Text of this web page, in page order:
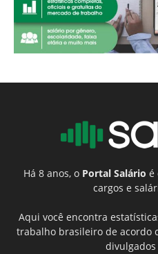
Há 8 anos, o Portal Salário é
cargos e
Aqui você encontra
trabalho brasileiro de acordo
divulgados